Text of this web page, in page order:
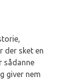
der sket en
sådanne
giver nem